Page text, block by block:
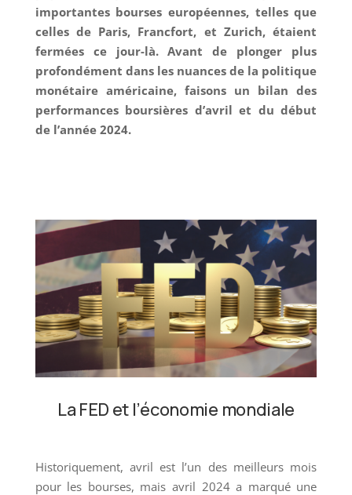
importantes bourses européennes, telles que
celles de Paris, Francfort, et Zurich, étaient
fermées ce jour-là. Avant de plonger plus
profondément dans les nuances de la politique
monétaire américaine, faisons un bilan des
performances boursières d’avril et du début
de l’année 2024.
La FED et l’économie mondiale
Historiquement, avril est l’un des meilleurs mois
pour les bourses, mais avril 2024 a marqué une